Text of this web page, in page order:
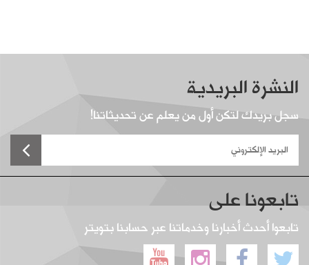
النشرة البريدية
سجل بريدك لتكن أول من يعلم عن تحديثاتنا!
تابعونا على
تابعوا أحدث أخبارنا وخدماتنا عبر حسابنا بتويتر